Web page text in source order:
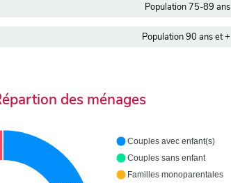
Population 75-89 ans
Population 90 ans et +
des ménages
Couples avec enfant(s)
Couples sans enfant
Familles monoparentales